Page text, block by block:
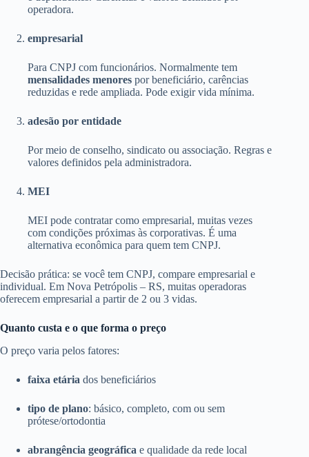
operadora.
empresarial
Para CNPJ com funcionários. Normalmente tem
mensalidades menores por beneficiário, carências
reduzidas e rede ampliada. Pode exigir vida mínima.
adesão por entidade
Por meio de conselho, sindicato ou associação. Regras e
valores definidos pela administradora.
MEI
MEI pode contratar como empresarial, muitas vezes
com condições próximas às corporativas. É uma
alternativa econômica para quem tem CNPJ.
Decisão prática: se você tem CNPJ, compare empresarial e
individual. Em Nova Petrópolis – RS, muitas operadoras
oferecem empresarial a partir de 2 ou 3 vidas.
Quanto custa e o que forma o preço
O preço varia pelos fatores:
faixa etária dos beneficiários
tipo de plano: básico, completo, com ou sem
prótese/ortodontia
abrangência geográfica e qualidade da rede local